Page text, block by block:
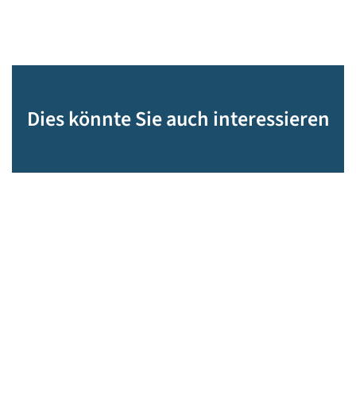
Dies könnte Sie auch interessieren